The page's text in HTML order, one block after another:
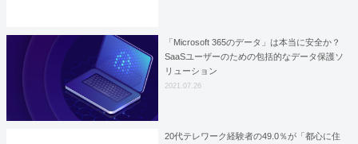
「Microsoft 365のデータ」は本当に安全か？
SaaSユーザーのための包括的なデータ保護ソ
リューション
2021.07.26
20代テレワーク経験者の49.0％が「都心に住